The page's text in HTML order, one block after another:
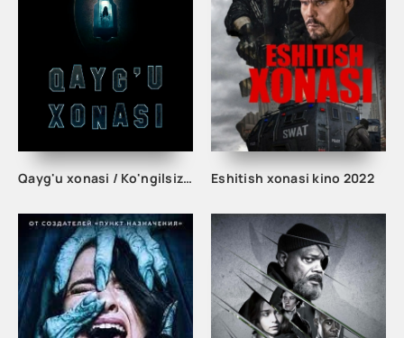
Qayg'u xonasi / Ko'ngilsizliklar xonasi Ujas kino Uzbek tilida tarjima kino Full HD Eshitish xonasi kino 2022